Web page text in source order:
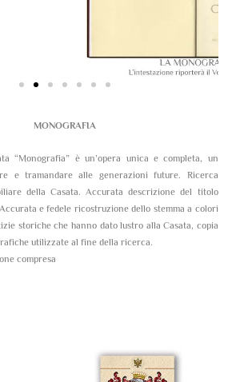
MONOGRAFIA
“Monografia” è un’opera unica e completa, un
e tramandare alle generazioni future. Ricerca
della Casata. Accurata descrizione del titolo
e fedele ricostruzione dello stemma a colori
storiche che hanno dato lustro alla Casata, copia
utilizzate al fine della ricerca.
compresa